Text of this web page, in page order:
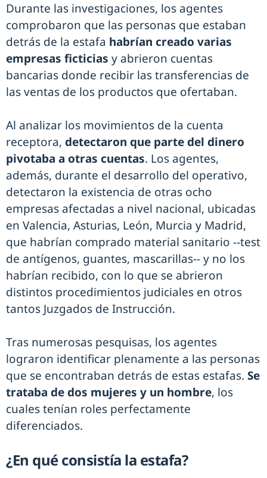
Durante las investigaciones, los agentes
comprobaron que las personas que estaban
detrás de la estafa habrían creado varias
empresas ficticias y abrieron cuentas
bancarias donde recibir las transferencias de
las ventas de los productos que ofertaban.
Al analizar los movimientos de la cuenta
receptora, detectaron que parte del dinero
pivotaba a otras cuentas. Los agentes,
además, durante el desarrollo del operativo,
detectaron la existencia de otras ocho
empresas afectadas a nivel nacional, ubicadas
en Valencia, Asturias, León, Murcia y Madrid,
que habrían comprado material sanitario --test
de antígenos, guantes, mascarillas-- y no los
habrían recibido, con lo que se abrieron
distintos procedimientos judiciales en otros
tantos Juzgados de Instrucción.
Tras numerosas pesquisas, los agentes
lograron identificar plenamente a las personas
que se encontraban detrás de estas estafas. Se
trataba de dos mujeres y un hombre, los
cuales tenían roles perfectamente
diferenciados.
¿En qué consistía la estafa?